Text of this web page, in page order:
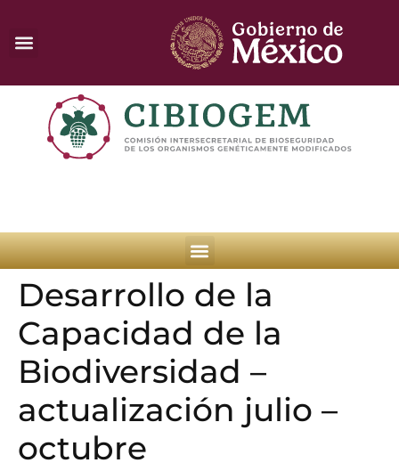
Desarrollo de la
Capacidad de la
Biodiversidad –
actualización julio –
octubre